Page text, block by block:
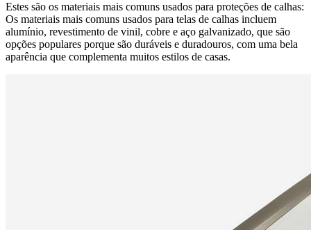
Estes são os materiais mais comuns usados para proteções de calhas:
Os materiais mais comuns usados para telas de calhas incluem
alumínio, revestimento de vinil, cobre e aço galvanizado, que são
opções populares porque são duráveis e duradouros, com uma bela
aparência que complementa muitos estilos de casas.